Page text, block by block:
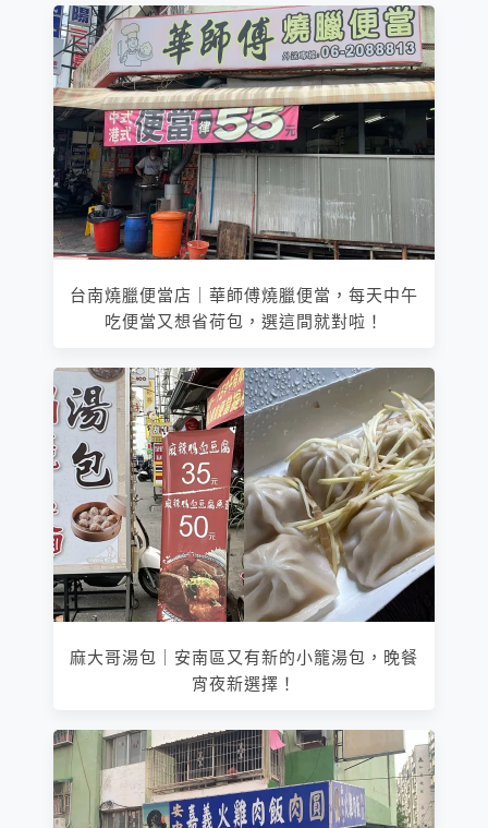
台南燒臘便當店｜華師傅燒臘便當，每天中午
吃便當又想省荷包，選這間就對啦！
麻大哥湯包｜安南區又有新的小籠湯包，晚餐
宵夜新選擇！